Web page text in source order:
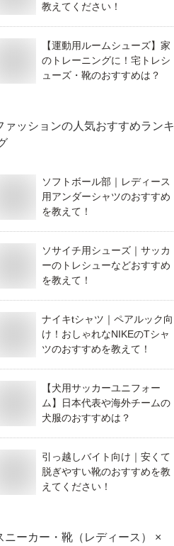
教えてください！
【運動用ルームシューズ】家
のトレーニングに！宅トレシ
ューズ・靴のおすすめは？
ァッションの人気おすすめランキ
ソフトボール部｜レディース
用アンダーシャツのおすすめ
を教えて！
ソサイチ用シューズ｜サッカ
ーのトレシューなどおすすめ
を教えて！
ナイキtシャツ｜ペアルック向
け！おしゃれなNIKEのTシャ
ツのおすすめを教えて！
【犬用サッカーユニフォー
ム】日本代表や海外チームの
犬服のおすすめは？
引っ越しバイト向け｜安くて
脱ぎやすい靴のおすすめを教
えてください！
ニーカー・靴（レディース） ×